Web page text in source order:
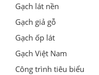
Gạch lát nền
Gạch giả gỗ
Gạch ốp lát
Gạch Việt Nam
Công trình tiêu biểu